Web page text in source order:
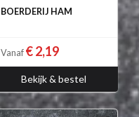
BOERDERIJ HAM
Vanaf € 2,19
Bekijk & bestel